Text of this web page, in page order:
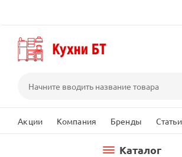
Акции Компания Бренды Статьи
Каталог